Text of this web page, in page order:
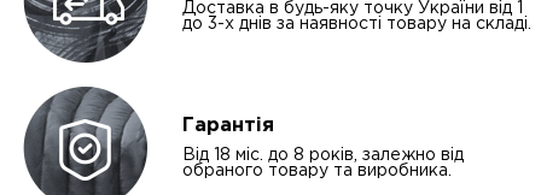
Доставка в будь-яку точку України від 1
до 3-х днів за наявності товару на складі.
Гарантія
Від 18 міс. до 8 років, залежно від
обраного товару та виробника.